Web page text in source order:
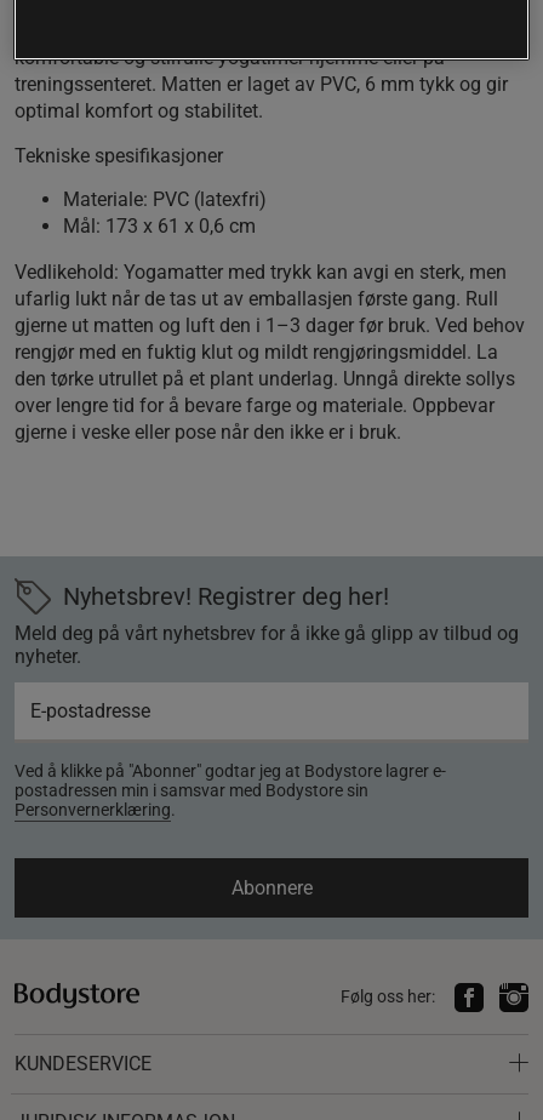
komfortable og stilfulle yogatimer hjemme eller på
treningssenteret. Matten er laget av PVC, 6 mm tykk og gir
optimal komfort og stabilitet.
Tekniske spesifikasjoner
Materiale: PVC (latexfri)
Mål: 173 x 61 x 0,6 cm
Vedlikehold: Yogamatter med trykk kan avgi en sterk, men
ufarlig lukt når de tas ut av emballasjen første gang. Rull
gjerne ut matten og luft den i 1–3 dager før bruk. Ved behov
rengjør med en fuktig klut og mildt rengjøringsmiddel. La
den tørke utrullet på et plant underlag. Unngå direkte sollys
over lengre tid for å bevare farge og materiale. Oppbevar
gjerne i veske eller pose når den ikke er i bruk.
Nyhetsbrev! Registrer deg her!
Meld deg på vårt nyhetsbrev for å ikke gå glipp av tilbud og
nyheter.
Ved å klikke på "Abonner" godtar jeg at Bodystore lagrer e-
postadressen min i samsvar med Bodystore sin
Personvernerklæring.
Abonnere
Følg oss her:
KUNDESERVICE